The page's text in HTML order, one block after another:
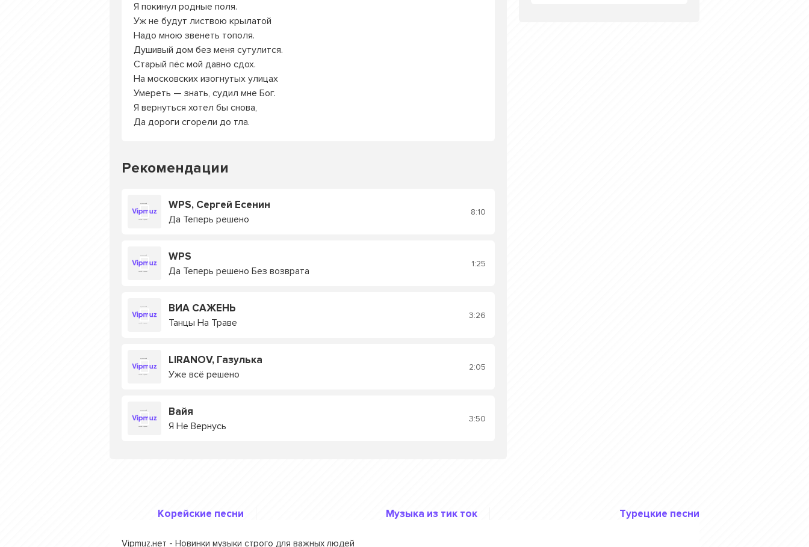
Я покинул родные поля.
Уж не будут листвою крылатой
Надо мною звенеть тополя.
Душивый дом без меня сутулится.
Старый пёс мой давно сдох.
На московских изогнутых улицах
Умереть — знать, судил мне Бог.
Я вернуться хотел бы снова,
Да дороги сгорели до тла.
Рекомендации
WPS, Сергей Есенин
Да Теперь решено
8:10
WPS
Да Теперь решено Без возврата
1:25
ВИА САЖЕНЬ
Танцы На Траве
3:26
LIRANOV, Газулька
Уже всё решено
2:05
Вайя
Я Не Вернусь
3:50
Корейские песни Музыка из тик ток Турецкие песни
Vipmuz.нет - Новинки музыки строго для важных людей